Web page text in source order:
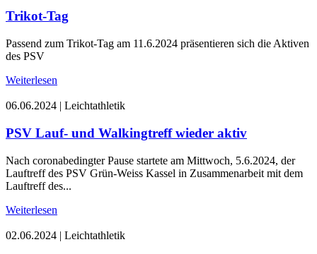
Trikot-Tag
Passend zum Trikot-Tag am 11.6.2024 präsentieren sich die Aktiven
des PSV
Weiterlesen
06.06.2024 | Leichtathletik
PSV Lauf- und Walkingtreff wieder aktiv
Nach coronabedingter Pause startete am Mittwoch, 5.6.2024, der
Lauftreff des PSV Grün-Weiss Kassel in Zusammenarbeit mit dem
Lauftreff des...
Weiterlesen
02.06.2024 | Leichtathletik